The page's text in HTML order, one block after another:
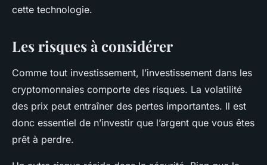
cette technologie.
Les risques à considérer
Comme tout investissement, l’investissement dans les
cryptomonnaies comporte des risques. La volatilité
des prix peut entraîner des pertes importantes. Il est
donc essentiel de n’investir que l’argent que vous êtes
prêt à perdre.